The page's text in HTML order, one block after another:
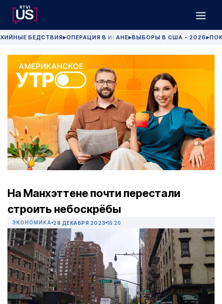
БЕДСТВИЯ▶ОПЕРАЦИЯ В ИРАНЕ▶ВЫБОРЫ В США - 2026 ▶
На Манхэттене почти перестали
строить небоскрёбы
ЭКОНОМИКА 28 ДЕКАБРЯ 2023 16:20